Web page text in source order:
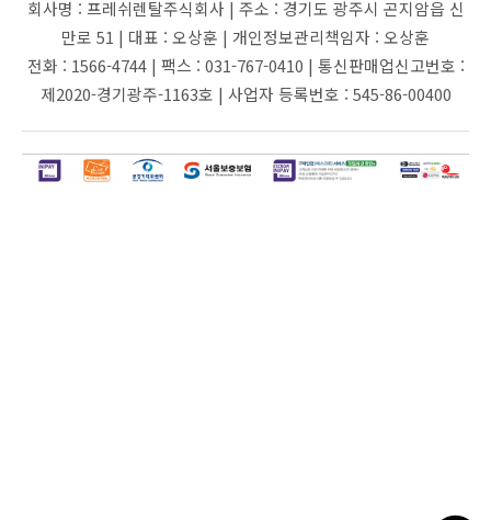
회사명 : 프레쉬렌탈주식회사 | 주소 : 경기도 광주시 곤지암읍 신
만로 51 | 대표 : 오상훈 | 개인정보관리책임자 : 오상훈
전화 : 1566-4744 | 팩스 : 031-767-0410 | 통신판매업신고번호 :
제2020-경기광주-1163호 | 사업자 등록번호 : 545-86-00400